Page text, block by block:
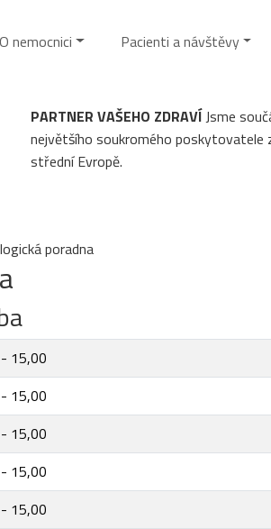
O nemocnici Pacienti a návštěvy
PARTNER VAŠEHO ZDRAVÍJsme
největšího soukromého poskytovatele
střední Evropě.
poradna
15,00
15,00
15,00
15,00
15,00